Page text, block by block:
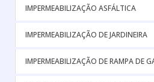
IMPERMEABILIZAÇÃO ASFÁLTICA
IMPERMEABILIZAÇÃO DE JARDINEIRA
IMPERMEABILIZAÇÃO DE RAMPA DE